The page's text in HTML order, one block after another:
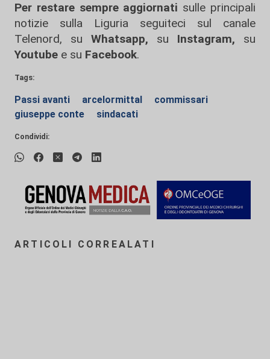
Per restare sempre aggiornati sulle principali
notizie sulla Liguria seguiteci sul canale
Telenord, su
Whatsapp, su Instagram, su
Youtube e su Facebook.
Tags:
Passi avanti arcelormittal
commissari
giuseppe conte
sindacati
Condividi:
ARTICOLI CORREALATI